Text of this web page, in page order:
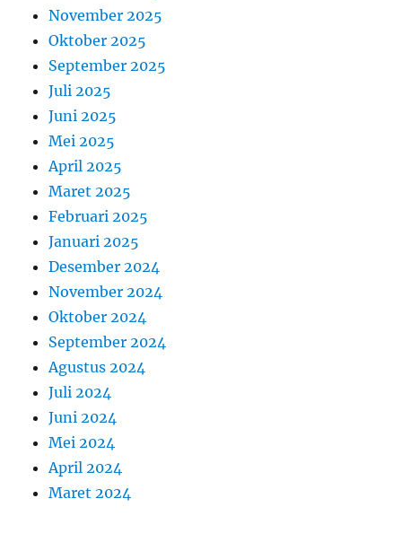
November 2025
Oktober 2025
September 2025
Juli 2025
Juni 2025
Mei 2025
April 2025
Maret 2025
Februari 2025
Januari 2025
Desember 2024
November 2024
Oktober 2024
September 2024
Agustus 2024
Juli 2024
Juni 2024
Mei 2024
April 2024
Maret 2024